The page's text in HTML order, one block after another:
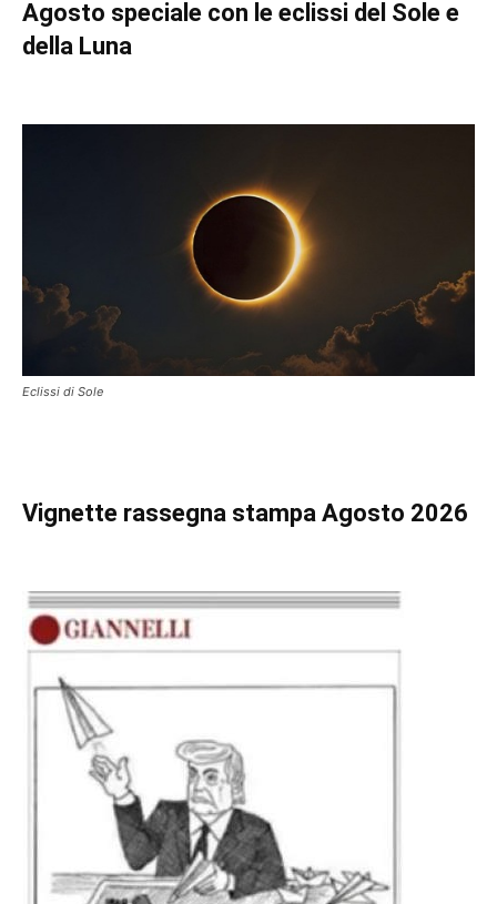
Agosto speciale con le eclissi del Sole e
della Luna
Eclissi di Sole
Vignette rassegna stampa Agosto 2026